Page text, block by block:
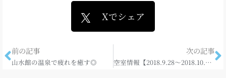
Xでシェア
前の記事
山水館の温泉で疲れを癒す◎
次の記事
空室情報【2018.9.28～2018.10.4】